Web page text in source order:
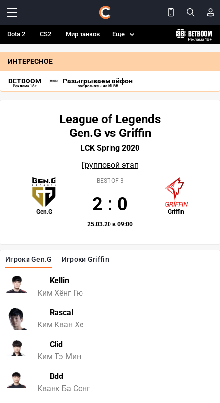
Dota 2 CS2 Мир танков Еще
ИНТЕРЕСНОЕ
BETBOOM
Реклама 18+
Разыгрываем айфон
за прогнозы на MLBB
Игроки Gen.G Игроки Griffin
Kellin
Ким Хёнг Гю
Rascal
Ким Кван Хе
Clid
Ким Тэ Мин
Bdd
Кванк Ба Сонг
League of Legends
Gen.G vs Griffin
LCK Spring 2020
Групповой этап
Gen.G Griffin
BEST-OF-3
2 : 0
25.03.20 в 09:00